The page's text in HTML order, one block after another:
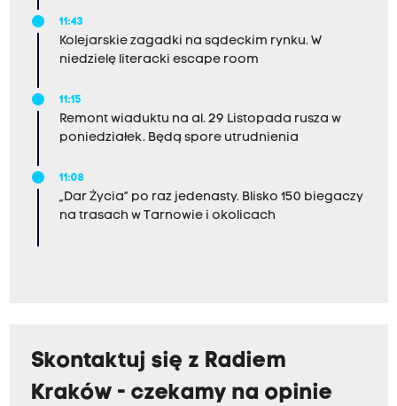
11:43
Kolejarskie zagadki na sądeckim rynku. W
niedzielę literacki escape room
11:15
Remont wiaduktu na al. 29 Listopada rusza w
poniedziałek. Będą spore utrudnienia
11:08
„Dar Życia” po raz jedenasty. Blisko 150 biegaczy
na trasach w Tarnowie i okolicach
Skontaktuj się z Radiem
Kraków - czekamy na opinie